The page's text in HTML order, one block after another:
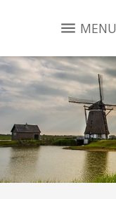
MENU